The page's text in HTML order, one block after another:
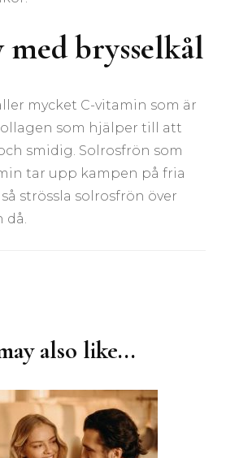
med brysselkål
mycket C-vitamin som är
som hjälper till att
smidig. Solrosfrön som
tar upp kampen på fria
strössla solrosfrön över
då.
also like...